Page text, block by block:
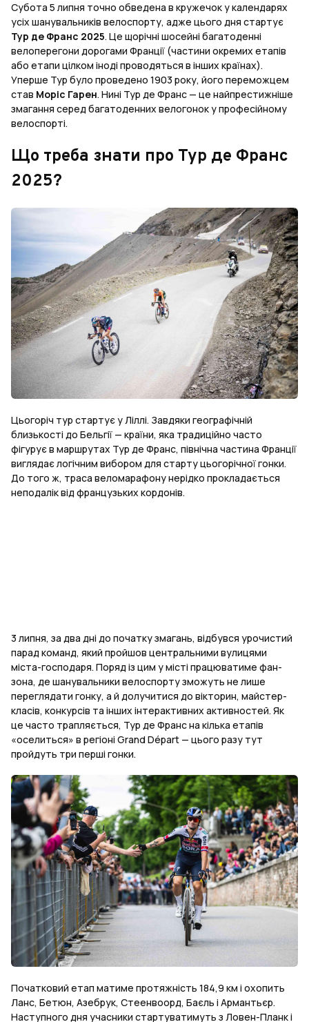
Субота 5 липня точно обведена в кружечок у календарях
усіх шанувальників велоспорту, адже цього дня стартує
Тур де Франс 2025. Це щорічні шосейні багатоденні
велоперегони дорогами Франції (частини окремих етапів
або етапи цілком іноді проводяться в інших країнах).
Уперше Тур було проведено 1903 року, його переможцем
став Моріс Гарен. Нині Тур де Франс — це найпрестижніше
змагання серед багатоденних велогонок у професійному
велоспорті.
Що треба знати про Тур де Франс
2025?
Цьогоріч тур стартує у Ліллі. Завдяки географічній
близькості до Бельгії — країни, яка традиційно часто
фігурує в маршрутах Тур де Франс, північна частина Франції
виглядає логічним вибором для старту цьогорічної гонки.
До того ж, траса веломарафону нерідко прокладається
неподалік від французьких кордонів.
3 липня, за два дні до початку змагань, відбувся урочистий
парад команд, який пройшов центральними вулицями
міста-господаря. Поряд із цим у місті працюватиме фан-
зона, де шанувальники велоспорту зможуть не лише
переглядати гонку, а й долучитися до вікторин, майстер-
класів, конкурсів та інших інтерактивних активностей. Як
це часто трапляється, Тур де Франс на кілька етапів
«оселиться» в регіоні Grand Départ — цього разу тут
пройдуть три перші гонки.
Початковий етап матиме протяжність 184,9 км і охопить
Ланс, Бетюн, Азебрук, Стеенвоорд, Баєль і Армантьєр.
Наступного дня учасники стартуватимуть з Ловен-Планк і